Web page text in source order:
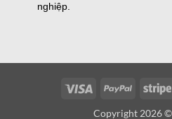
nghiệp.
Visa PayPal
Copyright 2026 ©